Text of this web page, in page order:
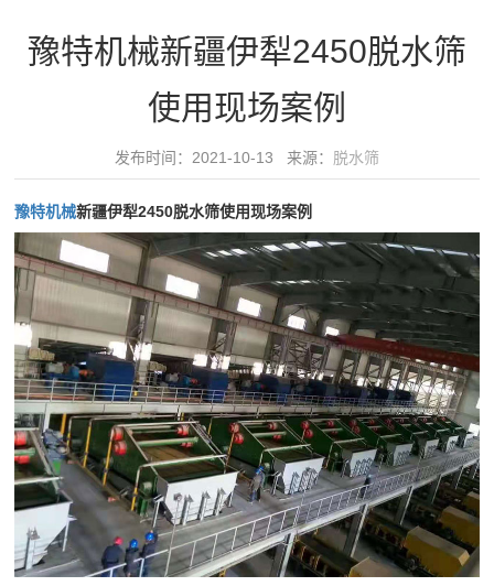
筛
水
平
圆
振
动
筛
给
料
机
细
砂
回
用
精
制
砂
绿
色
破
碎
建
筑
骨
料
矿
中
心
30
分
钟
内
客
户
新
闻
动
态
公
司
视
豫特机械新疆伊犁2450脱水筛
使用现场案例
发布时间：2021-10-13 来源： 脱水筛
豫特机械新疆伊犁2450脱水筛使用现场案例